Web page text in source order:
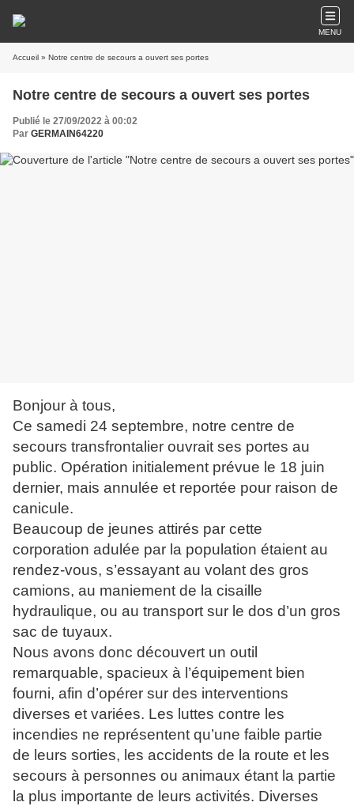
MENU
Accueil » Notre centre de secours a ouvert ses portes
Notre centre de secours a ouvert ses portes
Publié le 27/09/2022 à 00:02
Par GERMAIN64220
Bonjour à tous,
Ce samedi 24 septembre, notre centre de
secours transfrontalier ouvrait ses portes au
public. Opération initialement prévue le 18 juin
dernier, mais annulée et reportée pour raison de
canicule.
Beaucoup de jeunes attirés par cette
corporation adulée par la population étaient au
rendez-vous, s’essayant au volant des gros
camions, au maniement de la cisaille
hydraulique, ou au transport sur le dos d’un gros
sac de tuyaux.
Nous avons donc découvert un outil
remarquable, spacieux à l’équipement bien
fourni, afin d’opérer sur des interventions
diverses et variées. Les luttes contre les
incendies ne représentent qu’une faible partie
de leurs sorties, les accidents de la route et les
secours à personnes ou animaux étant la partie
la plus importante de leurs activités. Diverses